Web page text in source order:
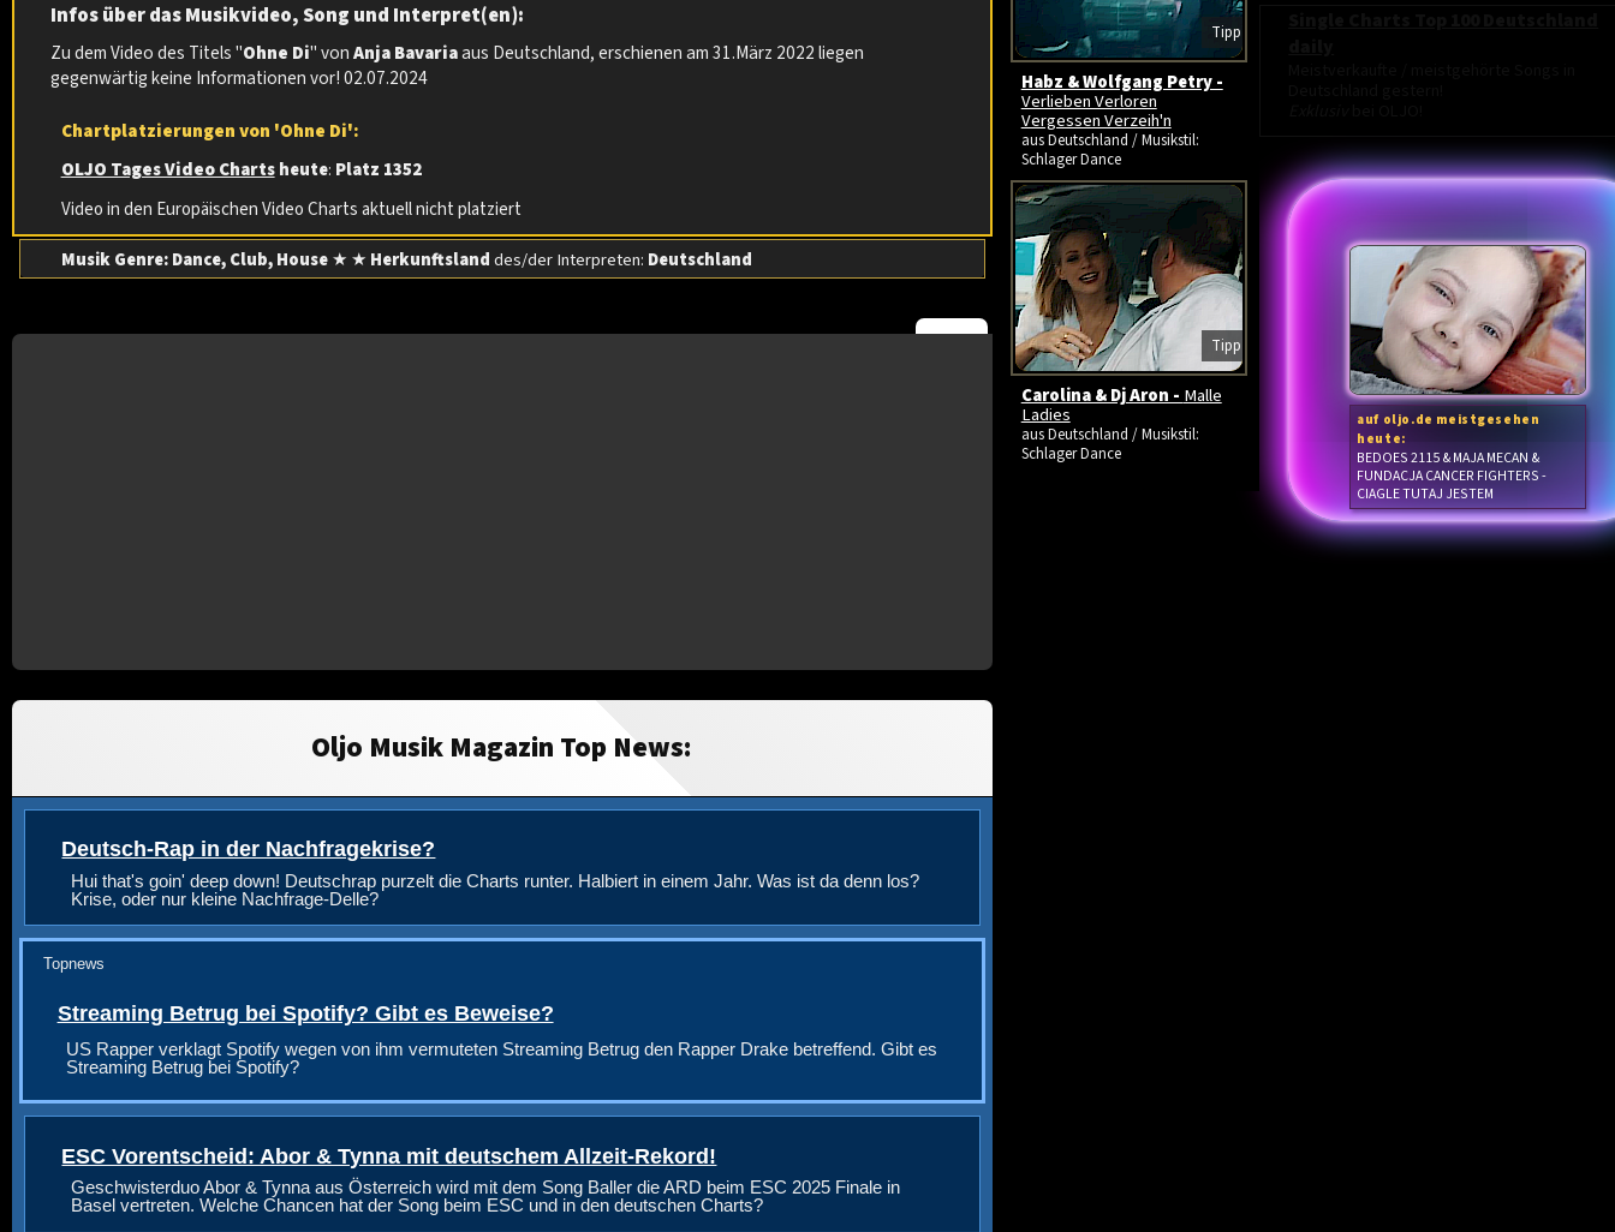
Infos über das Musikvideo, Song und Interpret(en):
Zu dem Video des Titels "Ohne Di" vonAnja Bavariaaus Deutschland, erschienen am 31.März 2022 liegen
gegenwärtig keine Informationen vor! 02.07.2024
Chartplatzierungen von 'Ohne Di':
OLJO Tages Video Charts heute: Platz 1352
Video in den Europäischen Video Charts aktuell nicht platziert
Musik Genre: Dance, Club, House★ ★ Herkunftslanddes/der Interpreten: Deutschland
Oljo Musik Magazin Top News:
Deutsch-Rap in der Nachfragekrise?
Hui that's goin' deep down! Deutschrap purzelt die Charts runter. Halbiert in einem Jahr. Was ist da denn los?
Krise, oder nur kleine Nachfrage-Delle?
Topnews
Streaming Betrug bei Spotify? Gibt es Beweise?
US Rapper verklagt Spotify wegen von ihm vermuteten Streaming Betrug den Rapper Drake betreffend. Gibt es
Streaming Betrug bei Spotify?
ESC Vorentscheid: Abor & Tynna mit deutschem Allzeit-Rekord!
Geschwisterduo Abor & Tynna aus Österreich wird mit dem Song Baller die ARD beim ESC 2025 Finale in
Basel vertreten. Welche Chancen hat der Song beim ESC und in den deutschen Charts?
auf oljo.de meistgesehen
heute:
BEDOES 2115 & MAJA MECAN &
FUNDACJA CANCER FIGHTERS -
CIAGLE TUTAJ JESTEM
Tipp
Habz & Wolfgang Petry -
Verlieben Verloren
Vergessen Verzeih'n
aus Deutschland / Musikstil:
Schlager Dance
Tipp
Carolina & Dj Aron - Malle
Ladies
aus Deutschland / Musikstil:
Schlager Dance